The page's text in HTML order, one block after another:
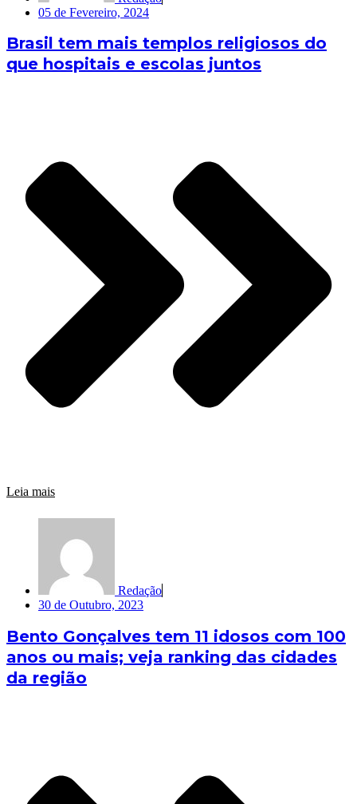
05 de Fevereiro, 2024
Brasil tem mais templos religiosos do
que hospitais e escolas juntos
Leia mais
Redação
30 de Outubro, 2023
Bento Gonçalves tem 11 idosos com 100
anos ou mais; veja ranking das cidades
da região